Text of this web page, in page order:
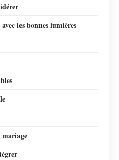
les bonnes lumières